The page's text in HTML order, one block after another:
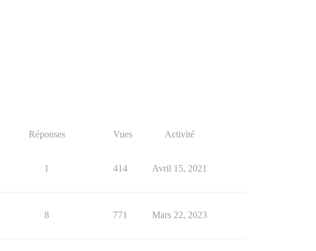
Réponses Vues Activité
1 414 Avril 15, 2021
8 771 Mars 22, 2023